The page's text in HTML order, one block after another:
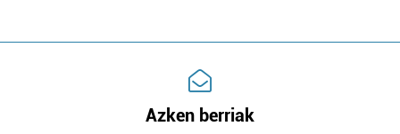
Azken berriak